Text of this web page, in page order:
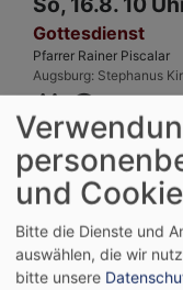
Gottesdienst
Pfarrer Rainer Piscalar
Augsburg Stephanus
und
Bitte die Dienste und
auswählen, die wir
bitte unsere